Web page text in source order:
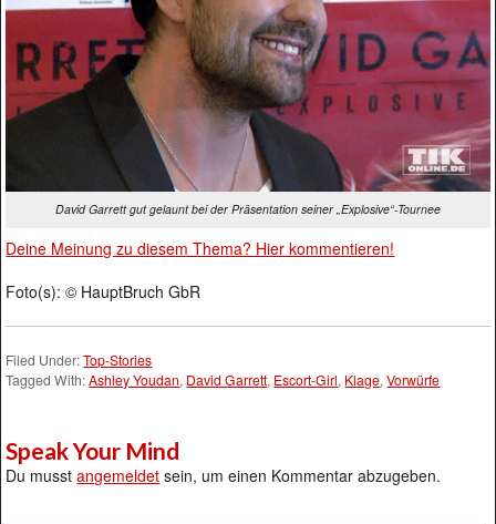
David Garrett gut gelaunt bei der Präsentation seiner „Explosive“-Tournee
Deine Meinung zu diesem Thema? Hier kommentieren!
Foto(s): © HauptBruch GbR
Filed Under:Top-Stories
Tagged With:Ashley Youdan, David Garrett, Escort-Girl, Klage,Vorwürfe
Speak Your Mind
Du musstangemeldet sein, um einen Kommentar abzugeben.